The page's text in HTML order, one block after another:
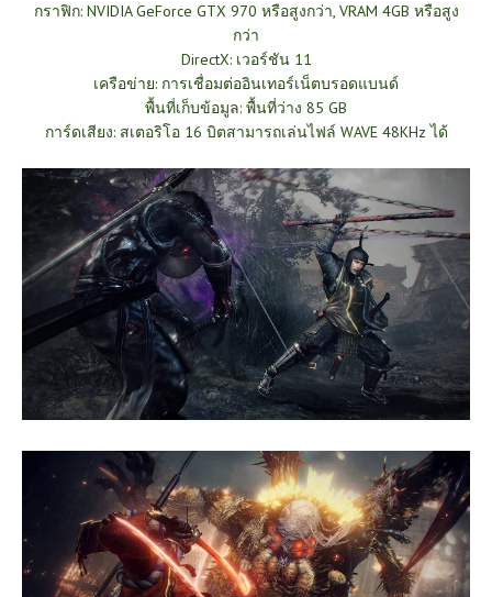
กราฟิก: NVIDIA GeForce GTX 970 หรือสูงกว่า, VRAM 4GB หรือสูง
กว่า
DirectX: เวอร์ชัน 11
เครือข่าย: การเชื่อมต่ออินเทอร์เน็ตบรอดแบนด์
พื้นที่เก็บข้อมูล: พื้นที่ว่าง 85 GB
การ์ดเสียง: สเตอริโอ 16 บิตสามารถเล่นไฟล์ WAVE 48KHz ได้